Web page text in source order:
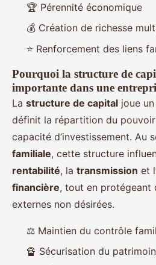
🏆 Pérennité économique
💰 Création de richesse
⭐ Renforcement des liens
Pourquoi la structure de
importante dans une
La structure de capital joue
définit la répartition du
capacité d’investissement. Au
familiale, cette structure
rentabilité, la transmission et
financière, tout en protégeant
externes non désirées.
⚖️ Maintien du contrôle
🔏 Sécurisation du